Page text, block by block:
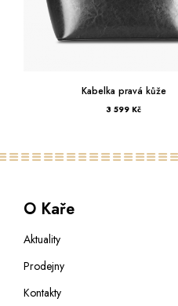
Kabelka pravá kůže
2 699 Kč
O Kaře
Aktuality
Prodejny
Kontakty